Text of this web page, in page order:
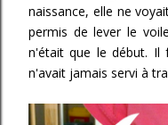
naissance, elle ne
permis de lever le
n'était que le début.
n'avait jamais servi à